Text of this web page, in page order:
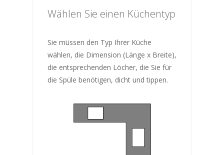
Wählen Sie einen Küchentyp
Sie müssen den Typ Ihrer Küche
wählen, die Dimension (Länge x Breite),
die entsprechenden Löcher, die Sie für
die Spüle benötigen, dicht und tippen.